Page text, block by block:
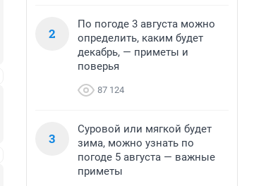
2
По погоде 3 августа можно
определить, каким будет
декабрь, — приметы и
поверья
87 124
3
Суровой или мягкой будет
зима, можно узнать по
погоде 5 августа — важные
приметы